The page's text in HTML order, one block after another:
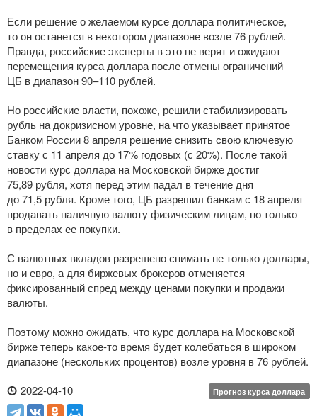
Если решение о желаемом курсе доллара политическое,
то он останется в некотором диапазоне возле 76 рублей.
Правда, российские эксперты в это не верят и ожидают
перемещения курса доллара после отмены ограничений
ЦБ в диапазон 90–110 рублей.
Но российские власти, похоже, решили стабилизировать
рубль на докризисном уровне, на что указывает принятое
Банком России 8 апреля решение снизить свою ключевую
ставку с 11 апреля до 17% годовых (с 20%). После такой
новости курс доллара на Московской бирже достиг
75,89 рубля, хотя перед этим падал в течение дня
до 71,5 рубля. Кроме того, ЦБ разрешил банкам с 18 апреля
продавать наличную валюту физическим лицам, но только
в пределах ее покупки.
С валютных вкладов разрешено снимать не только доллары,
но и евро, а для биржевых брокеров отменяется
фиксированный спред между ценами покупки и продажи
валюты.
Поэтому можно ожидать, что курс доллара на Московской
бирже теперь какое-то время будет колебаться в широком
диапазоне (нескольких процентов) возле уровня в 76 рублей.
2022-04-10
Прогноз курса доллара